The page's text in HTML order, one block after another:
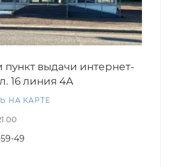
пункт выдачи интернет-
16 линия 4А
НА КАРТЕ
49